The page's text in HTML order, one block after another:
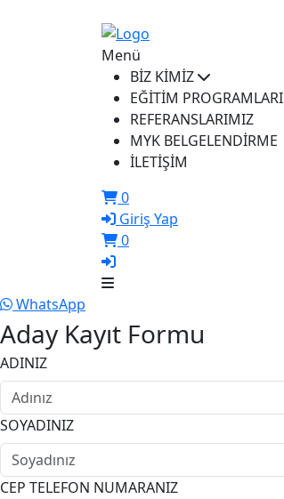
Menü
BİZ KİMİZ
EĞİTİM PROGRAMLARI
REFERANSLARIMIZ
MYK BELGELENDİRME
İLETİŞİM
0
Giriş Yap
0
WhatsApp
Aday Kayıt Formu
ADINIZ
SOYADINIZ
CEP TELEFON NUMARANIZ